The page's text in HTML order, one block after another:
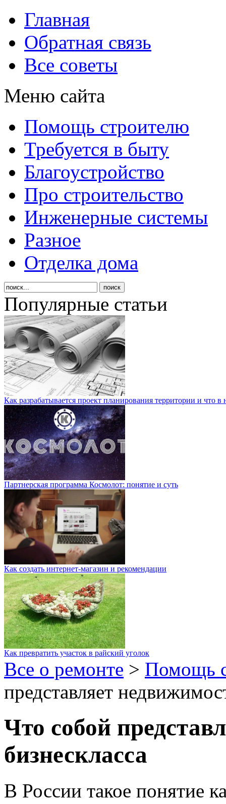
Главная
Обратная связь
Все советы
Меню сайта
Помощь строителю
Требуется в быту
Благоустройство
Про строительство
Инженерные системы
Разное
Отделка дома
Популярные статьи
Как разрабатывается проект планирования территории и что в
Партнерская программа Космолот: понятие и суть
Как создать интернет-магазин и рекомендации
Как превратить участок в райский уголок
Все о ремонте > Помощь
представляет
Что собой
бизнескласса
В России такое понятие